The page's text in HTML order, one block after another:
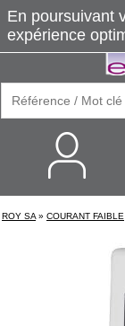
ROY SA » COURANT FAIBLE
En poursuivant
expérience